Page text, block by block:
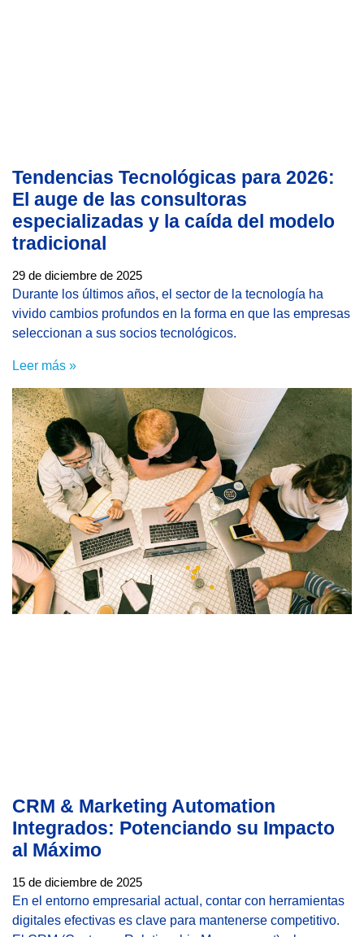
Tendencias Tecnológicas para 2026:
El auge de las consultoras
especializadas y la caída del modelo
tradicional
29 de diciembre de 2025
Durante los últimos años, el sector de la tecnología ha
vivido cambios profundos en la forma en que las empresas
seleccionan a sus socios tecnológicos.
Leer más »
CRM & Marketing Automation
Integrados: Potenciando su Impacto
al Máximo
15 de diciembre de 2025
En el entorno empresarial actual, contar con herramientas
digitales efectivas es clave para mantenerse competitivo.